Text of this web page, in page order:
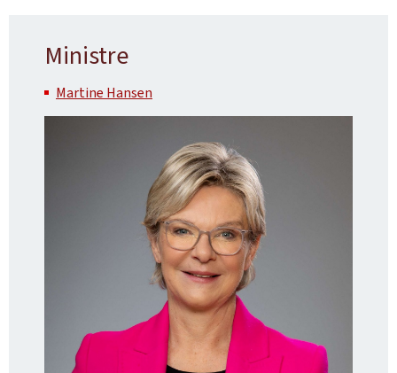
Ministre
Martine Hansen